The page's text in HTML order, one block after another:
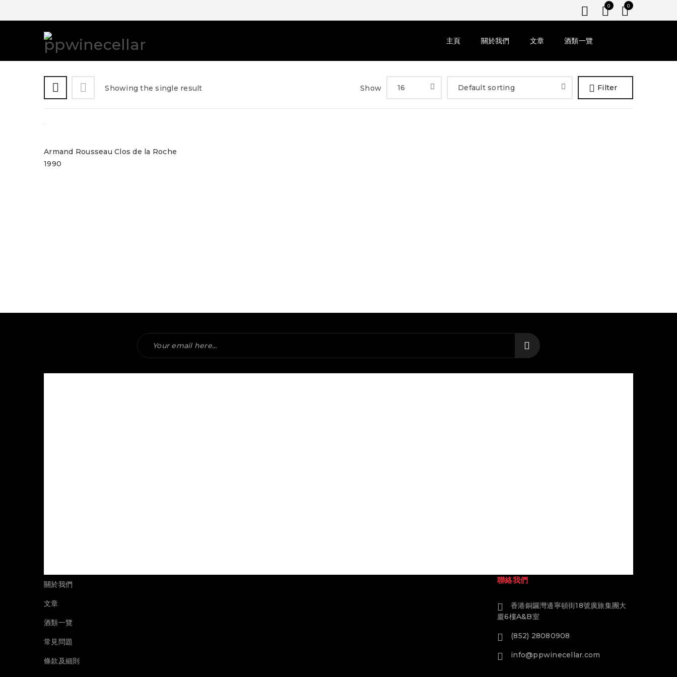
0
0
主頁 關於我們 文章 酒類一覽
Showing the single result Filter
Default sorting
Show 16
Armand Rousseau Clos de la Roche
1990
關於我們
文章
酒類一覽
常見問題
條款及細則
聯絡我們
香港銅鑼灣邊寧頓街18號廣旅集團大
廈6樓A&B室
(852) 28080908
info@ppwinecellar.com